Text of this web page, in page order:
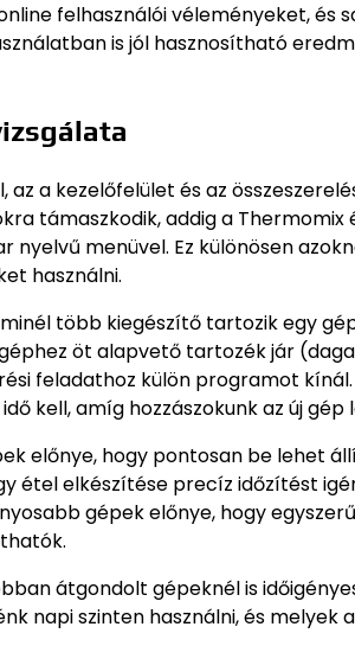
felhasználói véleményeket, és
is jól hasznosítható
a kezelőfelület és az
támaszkodik, addig a Thermomix
nyelvű menüvel. Ez különösen
használni.
több kiegészítő tartozik egy
öt alapvető tartozék jár
feladathoz külön programot
kell, amíg hozzászokunk az új gép
előnye, hogy pontosan be lehet
étel elkészítése precíz időzítést
gépek előnye, hogy
átgondolt gépeknél is
napi szinten használni, és melyek